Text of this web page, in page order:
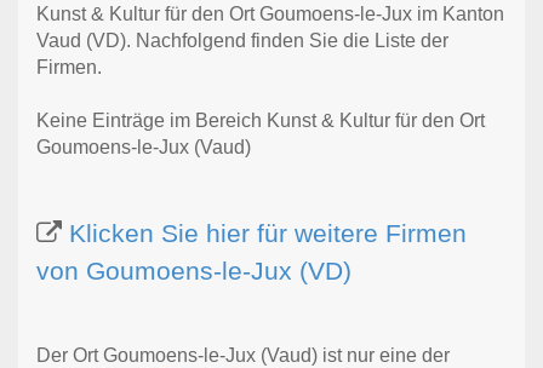
Kunst & Kultur für den Ort Goumoens-le-Jux im Kanton
Vaud (VD). Nachfolgend finden Sie die Liste der
Firmen.
Keine Einträge im Bereich Kunst & Kultur für den Ort
Goumoens-le-Jux (Vaud)
Klicken Sie hier für weitere Firmen
von Goumoens-le-Jux (VD)
Der Ort Goumoens-le-Jux (Vaud) ist nur eine der